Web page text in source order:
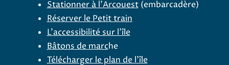
Stationner à l'Arcouest(embarcadère)
Réserver le Petit train
L'accessibilité sur l'île
Bâtons de marche
Télécharger le plan de l'île